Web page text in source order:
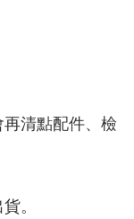
再清點配件、檢
。